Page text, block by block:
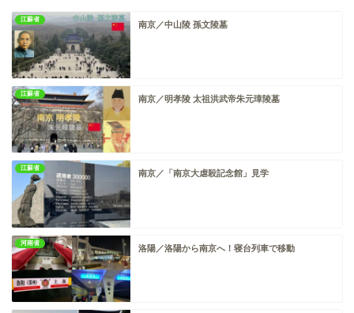
江蘇省
南京／中山陵 孫文陵墓
江蘇省
南京／明孝陵 太祖洪武帝朱元璋陵墓
江蘇省
南京／「南京大虐殺記念館」見学
河南省
洛陽／洛陽から南京へ！寝台列車で移動